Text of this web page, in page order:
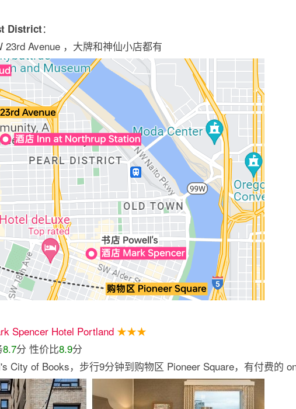
District：
23rd Avenue ，大牌和神仙小店都有
Spencer Hotel Portland ★★★
8.7分 性价比8.9分
City of Books，步行9分钟到购物区 Pioneer Square，有付费的